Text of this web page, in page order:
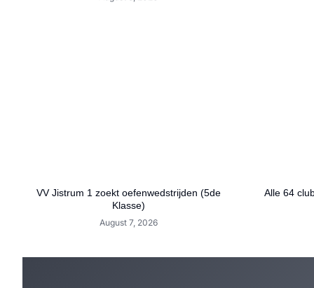
VV Jistrum 1 zoekt oefenwedstrijden (5de
Klasse)
August 7, 2026
Alle 64